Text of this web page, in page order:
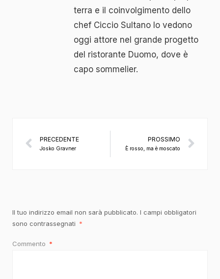
terra e il coinvolgimento dello
chef Ciccio Sultano lo vedono
oggi attore nel grande progetto
del ristorante Duomo, dove è
capo sommelier.
PRECEDENTE
Josko Gravner
PROSSIMO
È rosso, ma è moscato
Il tuo indirizzo email non sarà pubblicato. I campi obbligatori
sono contrassegnati *
Commento *